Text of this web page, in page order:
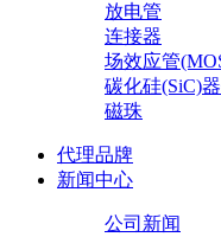
放电管
连接器
场效应管
碳化硅(SiC)
磁珠
代理品牌
新闻中心
公司新闻